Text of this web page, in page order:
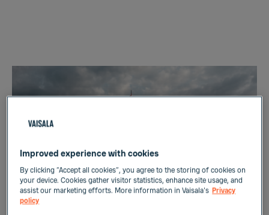
Improved experience with cookies
By clicking “Accept all cookies”, you agree to the storing of cookies on
your device. Cookies gather visitor statistics, enhance site usage, and
assist our marketing efforts. More information in Vaisala's Privacy
policy